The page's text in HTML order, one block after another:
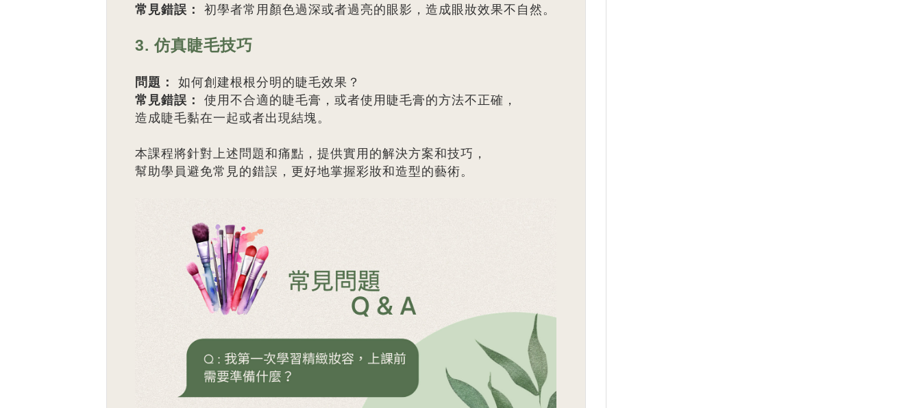
常見錯誤：初學者常用顏色過深或者過亮的眼影，造成眼妝效果不自然。
3. 仿真睫毛技巧
問題：
如何創建根根分明的睫毛效果？
常見錯誤：
使用不合適的睫毛膏，或者使用睫毛膏的方法不正確，
造成睫毛黏在一起或者出現結塊。
本課程將針對上述問題和痛點，提供實用的解決方案和技巧，
幫助學員避免常見的錯誤，更好地掌握彩妝和造型的藝術。